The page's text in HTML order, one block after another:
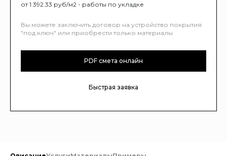
от 1 392.33 руб/м2 - работы по укладке
Вы можете заключить договор на устройство покрытия
"под ключ" или приобрести только материалы
PDF смета онлайн
Быстрая заявка